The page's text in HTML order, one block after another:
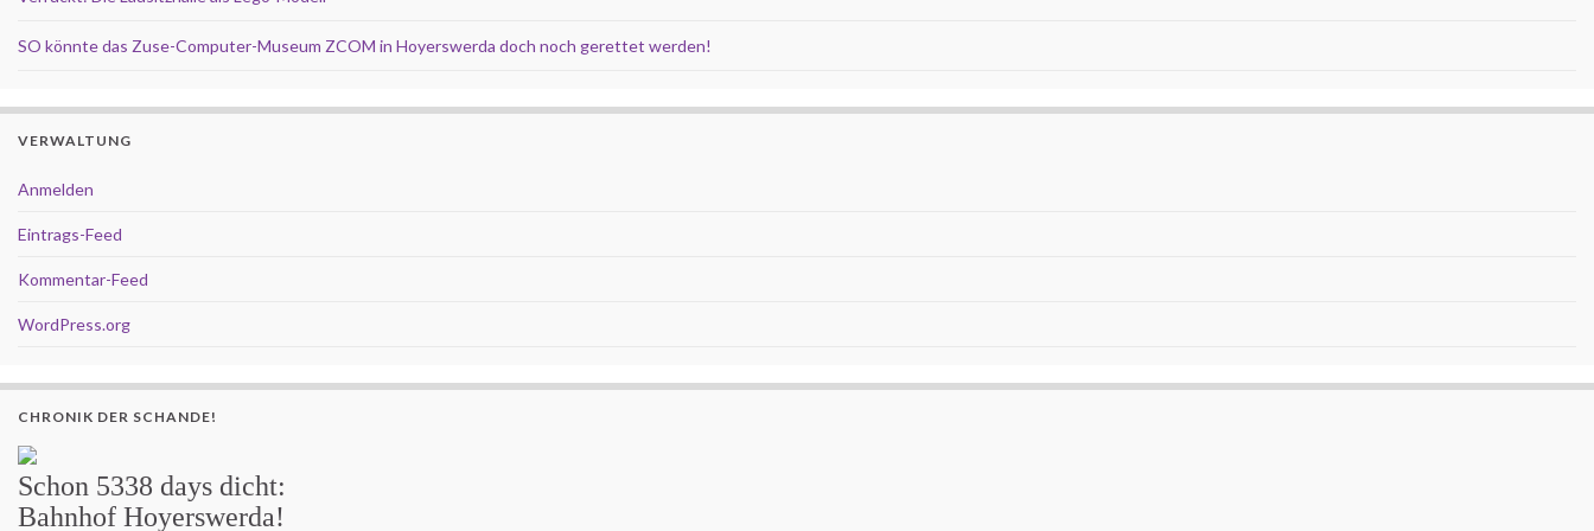
SO könnte das Zuse-Computer-Museum ZCOM in Hoyerswerda doch noch gerettet werden!
VERWALTUNG
Anmelden
Eintrags-Feed
Kommentar-Feed
WordPress.org
CHRONIK DER SCHANDE!
Schon 5338 days dicht:
Bahnhof Hoyerswerda!